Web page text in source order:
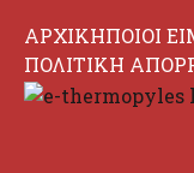
ΑΡΧΙΚΗΠΟΙΟΙ
ΠΟΛΙΤΙΚΗ